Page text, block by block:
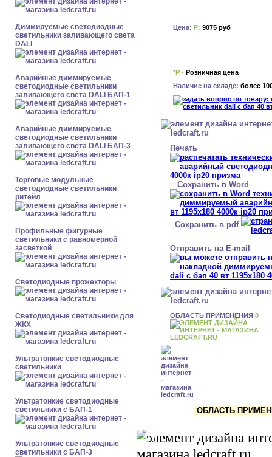
Диммируемые светодиодные
светильники заливающего света
DALI
Аварийные диммируемые
светодиодные светильники
заливающего света DALI БАП-1
Аварийные диммируемые
светодиодные светильники
заливающего света DALI БАП-3
Торговые модульные
светодиодные светильники
ритейл
Профильные фигурные
светильники с равномерной
засветкой
Светодиодные прожекторы
Светодиодные светильники для
ЖКХ
Ультратонкие светодиодные
светильники
Ультратонкие светодиодные
светильники с БАП-1
Ультратонкие светодиодные
светильники с БАП-3
Цена: Р: 9075 руб
*Р - Розничная цена
Наличие на складе: более
Печать
Сохранить в Word
Сохранить в pdf
Отправить на E-mail
ОБЛАСТЬ ПРИМЕНЕНИЯ 0
ОБЛАСТЬ